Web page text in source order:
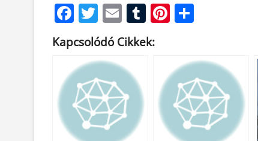
F
ac
e
b
o
o
k
T
w
itt
er
E
m
ail
T
u
m
Pi
es m
e
g
Kapcsolódó Cikkek: